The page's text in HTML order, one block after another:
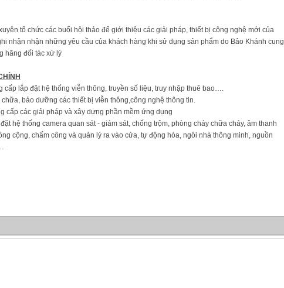
tổ chức các buổi hội thảo để giới thiệu các giải pháp, thiết bị công nghệ mới của
nhận nhận những yêu cầu của khách hàng khi sử dụng sản phẩm do Bảo Khánh cung
hãng đối tác xử lý
cấp lắp đặt hệ thống viễn thông, truyền số liệu, truy nhập thuê bao….
bảo dưỡng các thiết bị viễn thông,công nghệ thông tin.
cấp các giải pháp và xây dựng phần mềm ứng dụng
hệ thống camera quan sát - giám sát, chống trộm, phòng cháy chữa cháy, âm thanh
cộng, chấm công và quản lý ra vào cửa, tự động hóa, ngôi nhà thông minh, nguồn